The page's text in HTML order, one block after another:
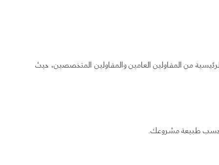
من المقاولين العامين والمقاولين المتخصصين، حيث
حسب طبيعة مشروعك.